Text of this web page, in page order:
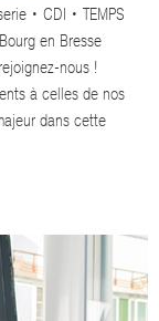
• CDI • TEMPS
en Bresse
nous !
à celles de nos
dans cette